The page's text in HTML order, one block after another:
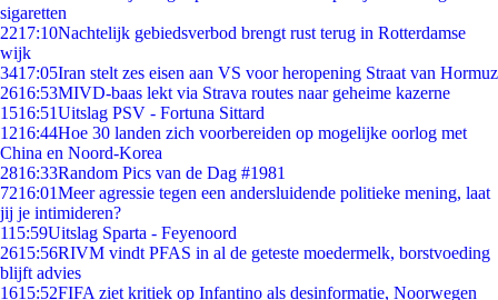
sigaretten
2217:10Nachtelijk gebiedsverbod brengt rust terug in Rotterdamse
wijk
3417:05Iran stelt zes eisen aan VS voor heropening Straat van Hormuz
2616:53MIVD-baas lekt via Strava routes naar geheime kazerne
1516:51Uitslag PSV - Fortuna Sittard
1216:44Hoe 30 landen zich voorbereiden op mogelijke oorlog met
China en Noord-Korea
2816:33Random Pics van de Dag #1981
7216:01Meer agressie tegen een andersluidende politieke mening, laat
jij je intimideren?
115:59Uitslag Sparta - Feyenoord
2615:56RIVM vindt PFAS in al de geteste moedermelk, borstvoeding
blijft advies
1615:52FIFA ziet kritiek op Infantino als desinformatie, Noorwegen